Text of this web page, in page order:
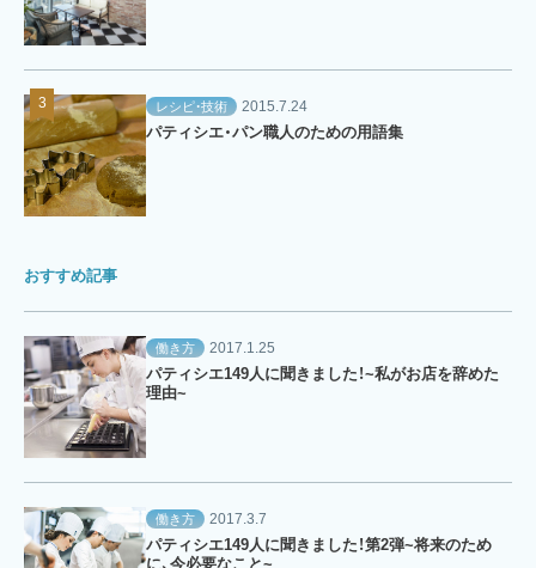
レシピ・技術 2015.7.24
パティシエ・パン職人のための用語集
おすすめ記事
働き方 2017.1.25
パティシエ149人に聞きました！~私がお店を辞めた
理由~
働き方 2017.3.7
パティシエ149人に聞きました！第2弾~将来のため
に、今必要なこと~